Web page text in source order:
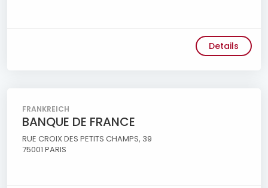
Details
FRANKREICH
BANQUE DE FRANCE
RUE CROIX DES PETITS CHAMPS, 39
75001 PARIS